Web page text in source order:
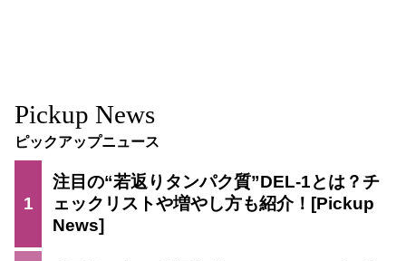
Pickup News
ピックアップニュース
1
注目の“若返りタンパク質”DEL-1とは？チ
ェックリストや増やし方も紹介！